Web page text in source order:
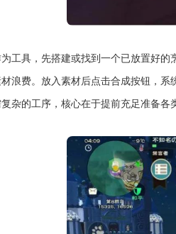
工具，先搭建或找到一个已放置好
浪费。放入素材后点击合成按钮，
杂的工序，核心在于提前充足准备各